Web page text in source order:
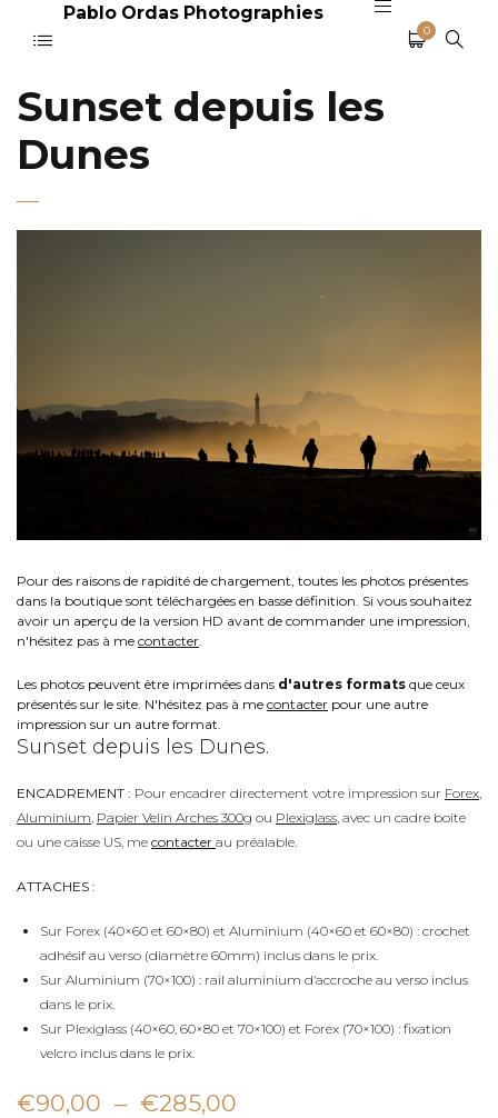
Pablo Ordas Photographies
0
Sunset depuis les
Dunes
Pour des raisons de rapidité de chargement, toutes les photos présentes
dans la boutique sont téléchargées en basse définition. Si vous souhaitez
avoir un aperçu de la version HD avant de commander une impression,
n'hésitez pas à me contacter
Les photos peuvent être imprimées dans d'autres formats que ceux
présentés sur le site. N'hésitez pas à me contacter pour une autre
impression sur un autre format.
Sunset depuis les Dunes.
ENCADREMENT : Pour encadrer directement votre impression sur Forex
Aluminium Papier Velin Arches 300g ou Plexiglass , avec un cadre boite
ou une caisse US, me contacter au préalable.
ATTACHES :
Sur Forex (40×60 et 60×80) et Aluminium (40×60 et 60×80) : crochet
adhésif au verso (diamètre 60mm) inclus dans le prix.
Sur Aluminium (70×100) : rail aluminium d’accroche au verso inclus
dans le prix.
Sur Plexiglass (40×60, 60×80 et 70×100) et Forex (70×100) : fixation
velcro inclus dans le prix.
€90,00 – €285,00